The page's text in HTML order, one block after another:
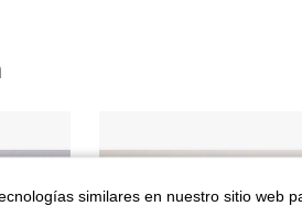
similares en nuestro sitio web